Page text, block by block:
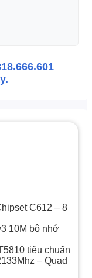
C612 – 8
10M bộ nhớ
tiêu chuẩn
– Quad